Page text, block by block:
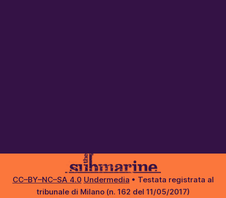
CC–BY–NC–SA 4.0 Undermedia • Testata registrata al
tribunale di Milano (n. 162 del 11/05/2017)